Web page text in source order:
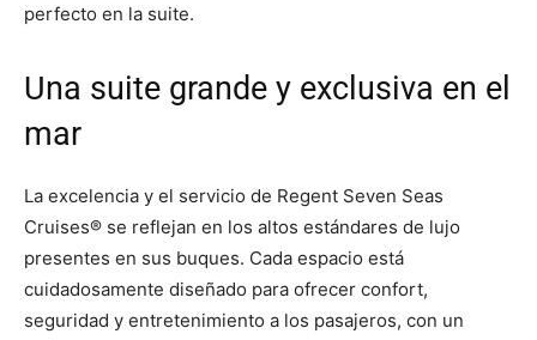
perfecto en la suite.
Una suite grande y exclusiva en el
mar
La excelencia y el servicio de Regent Seven Seas
Cruises® se reflejan en los altos estándares de lujo
presentes en sus buques. Cada espacio está
cuidadosamente diseñado para ofrecer confort,
seguridad y entretenimiento a los pasajeros, con un